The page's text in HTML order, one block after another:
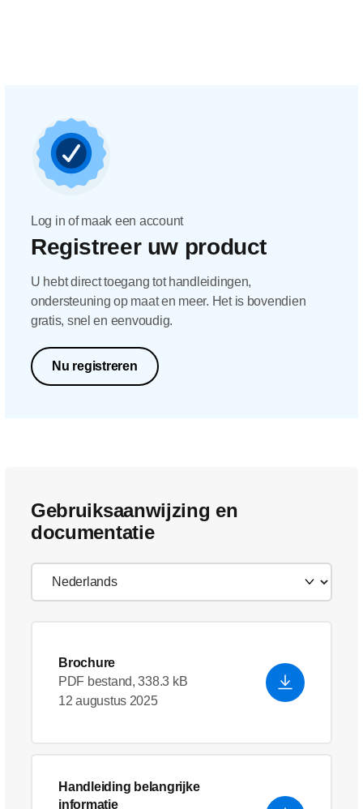
Log in of maak een account
Registreer uw product
U hebt direct toegang tot handleidingen,
ondersteuning op maat en meer. Het is bovendien
gratis, snel en eenvoudig.
Nu registreren
Gebruiksaanwijzing en
documentatie
Brochure
PDF bestand, 338.3 kB
12 augustus 2025
Handleiding belangrijke
informatie